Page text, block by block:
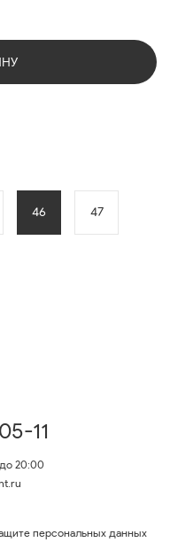
46 47
11
20:00
персональных данных